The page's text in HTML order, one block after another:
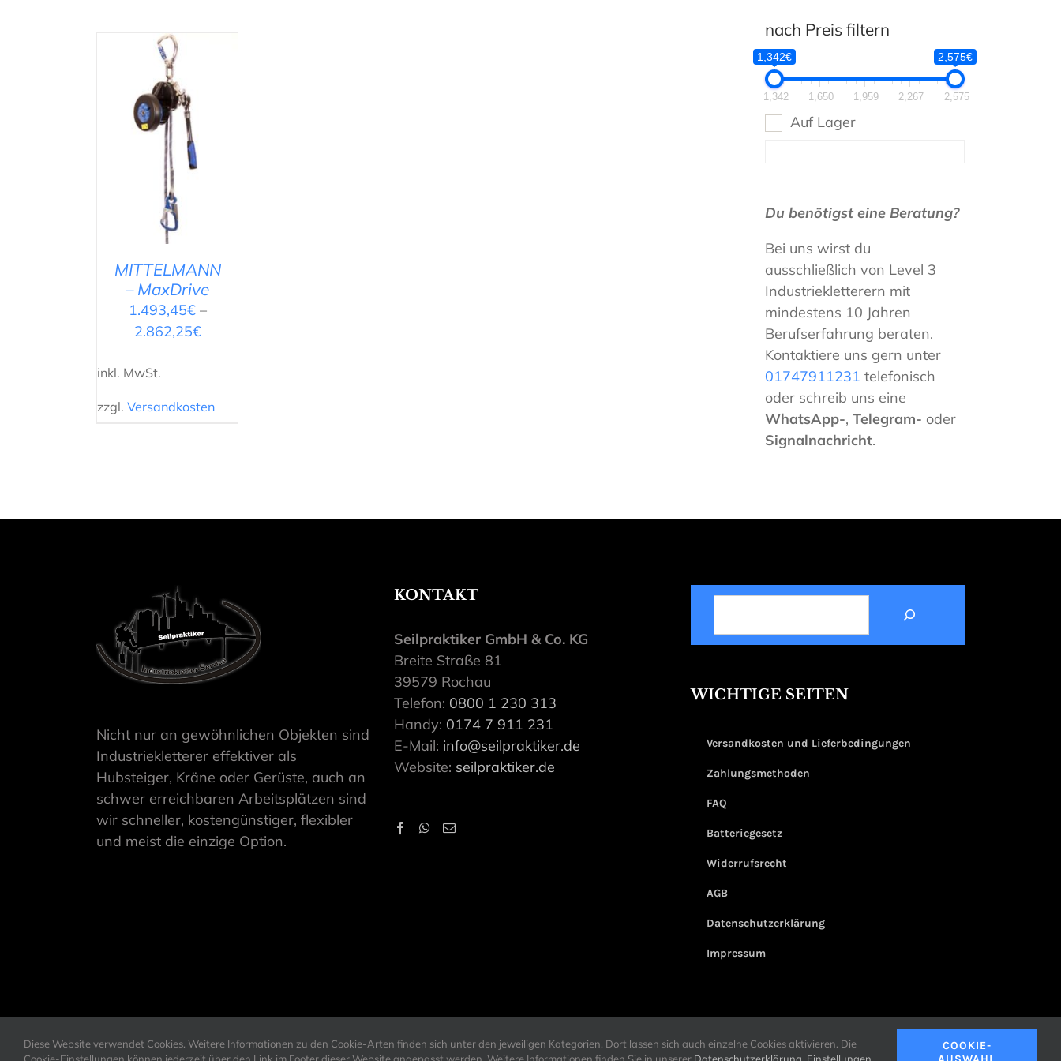
AUSFÜHRUNG
WÄHLEN
/
DETAILS
MITTELMANN
– MaxDrive
1.493,45€–
2.862,25€
inkl. MwSt.
zzgl. Versandkosten
nach Preis filtern
1,342€ 2,575€
1,342 1,650 1,959 2,267 2,575
Auf Lager
Du benötigst eine Beratung?
Bei uns wirst du
ausschließlich von Level 3
Industriekletterern mit
mindestens 10 Jahren
Berufserfahrung beraten.
Kontaktiere uns gern unter
01747911231 telefonisch
oder schreib uns eine
WhatsApp-, Telegram- oder
Signalnachricht.
Nicht nur an gewöhnlichen Objekten sind
Industriekletterer effektiver als
Hubsteiger, Kräne oder Gerüste, auch an
schwer erreichbaren Arbeitsplätzen sind
wir schneller, kostengünstiger, flexibler
und meist die einzige Option.
KONTAKT
Seilpraktiker GmbH & Co. KG
Breite Straße 81
39579 Rochau
Telefon: 0800 1 230 313
Handy: 0174 7 911 231
E-Mail: info@seilpraktiker.de
Website: seilpraktiker.de
SUCHEN
WICHTIGE SEITEN
Versandkosten und Lieferbedingungen
Zahlungsmethoden
FAQ
Batteriegesetz
Widerrufsrecht
AGB
Datenschutzerklärung
Impressum
Diese Website verwendet Cookies. Weitere Informationen zu den Cookie-Arten finden sich unter den jeweiligen Kategorien. Dort lassen sich auch einzelne Cookies aktivieren. Die
COOKIE-